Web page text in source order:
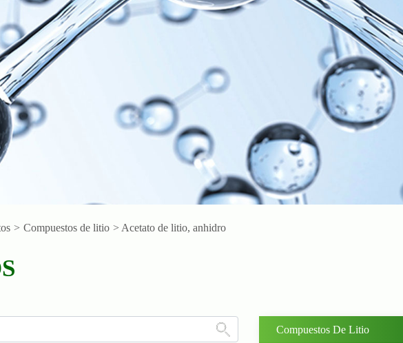
> Compuestos de litio > Acetato de litio, anhidro
Compuestos De Litio